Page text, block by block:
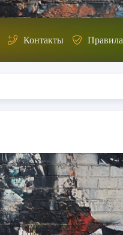
Контакты Правила